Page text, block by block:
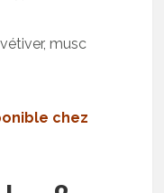
musc
chez